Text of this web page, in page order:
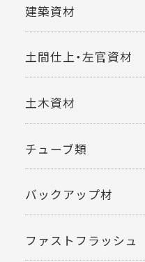
建築資材
土間仕上・左官資材
土木資材
チューブ類
バックアップ材
ファストフラッシュ